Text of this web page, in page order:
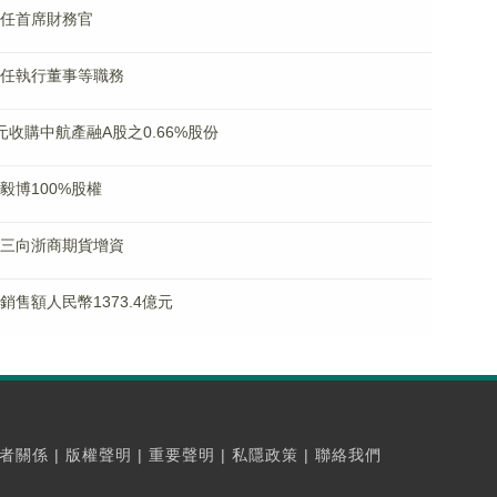
首席財務官
執行董事等職務
收購中航產融A股之0.66%股份
博100%股權
向浙商期貨增資
售額人民幣1373.4億元
關係 | 版權聲明 | 重要聲明 | 私隱政策 | 聯絡我們